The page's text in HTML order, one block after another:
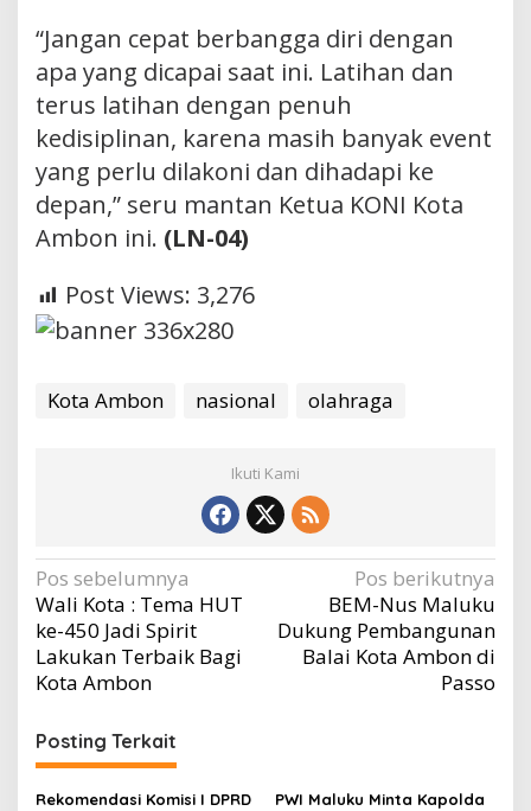
“Jangan cepat berbangga diri dengan
apa yang dicapai saat ini. Latihan dan
terus latihan dengan penuh
kedisiplinan, karena masih banyak event
yang perlu dilakoni dan dihadapi ke
depan,” seru mantan Ketua KONI Kota
Ambon ini. (LN-04)
Post Views: 3,276
Kota Ambon nasional olahraga
Ikuti Kami
Navigasi
pos
Pos sebelumnya
Wali Kota : Tema HUT
ke-450 Jadi Spirit
Lakukan Terbaik Bagi
Kota Ambon
Pos berikutnya
BEM-Nus Maluku
Dukung Pembangunan
Balai Kota Ambon di
Passo
Posting Terkait
Rekomendasi Komisi I DPRD
PWI Maluku Minta Kapolda